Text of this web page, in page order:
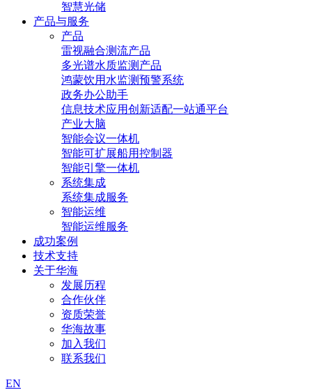
智慧光储
产品与服务
产品
雷视融合测流产品
多光谱水质监测产品
鸿蒙饮用水监测预警系统
政务办公助手
信息技术应用创新适配一站通平台
产业大脑
智能会议一体机
智能可扩展船用控制器
智能引擎一体机
系统集成
系统集成服务
智能运维
智能运维服务
成功案例
技术支持
关于华海
发展历程
合作伙伴
资质荣誉
华海故事
加入我们
联系我们
EN